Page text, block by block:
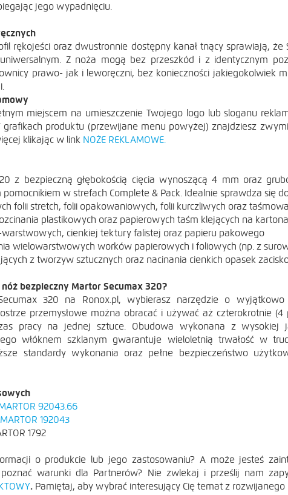
POWIĘKSZ ZDJĘCIE
POWIĘKSZ ZDJĘCIE
POWIĘKSZ ZDJĘCIE
jego wypadnięciu.
rękojeści oraz dwustronnie dostępny kanał tnący sprawiają, że
uniwersalnym. Z noża mogą bez przeszkód i z identycznym
prawo- jak i leworęczni, bez konieczności jakiegokolwiek
owy
miejscem na umieszczenie Twojego logo lub sloganu
grafikach produktu (przewijane menu powyżej) znajdziesz
klikając w link NOŻE REKLAMOWE.
z bezpieczną głębokością cięcia wynoszącą 4 mm oraz
w strefach Complete & Pack. Idealnie sprawdza się
folii stretch, folii opakowaniowych, folii kurczliwych oraz
plastikowych oraz papierowych taśm klejących na
warstwowych, cienkiej tektury falistej oraz papieru pakowego
wielowarstwowych worków papierowych i foliowych (np. z
z tworzyw sztucznych oraz nacinania cienkich opasek
bezpieczny Martor Secumax 320?
320 na Ronox.pl, wybierasz narzędzie o wyjątkowo
przemysłowe można obracać i używać aż czterokrotnie
pracy na jednej sztuce. Obudowa wykonana z wysokiej
włóknem szklanym gwarantuje wieloletnią trwałość w
standardy wykonania oraz pełne bezpieczeństwo
92043.66
192043
1792
o produkcie lub jego zastosowaniu? A może jesteś
poznać warunki dla Partnerów? Nie zwlekaj i prześlij nam
. Pamiętaj, aby wybrać interesujący Cię temat z rozwijanego